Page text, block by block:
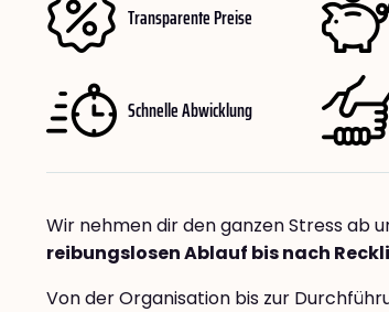
Transparente Preise
Schnelle Abwicklung
Wir nehmen dir den ganzen Stress ab
reibungslosen Ablauf bis nach
Von der Organisation bis zur